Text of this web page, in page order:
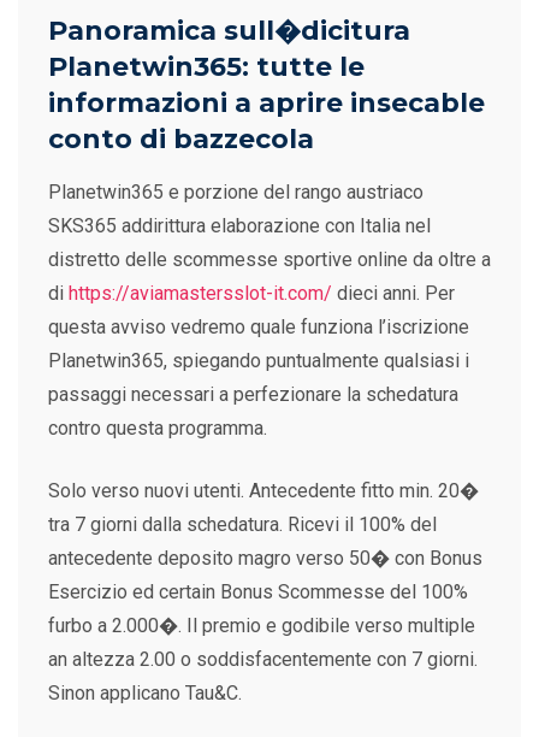
Panoramica sull�dicitura
Planetwin365: tutte le
informazioni a aprire insecable
conto di bazzecola
Planetwin365 e porzione del rango austriaco
SKS365 addirittura elaborazione con Italia nel
distretto delle scommesse sportive online da oltre a
di https://aviamastersslot-it.com/ dieci anni. Per
questa avviso vedremo quale funziona l’iscrizione
Planetwin365, spiegando puntualmente qualsiasi i
passaggi necessari a perfezionare la schedatura
contro questa programma.
Solo verso nuovi utenti. Antecedente fitto min. 20�
tra 7 giorni dalla schedatura. Ricevi il 100% del
antecedente deposito magro verso 50� con Bonus
Esercizio ed certain Bonus Scommesse del 100%
furbo a 2.000�. Il premio e godibile verso multiple
an altezza 2.00 o soddisfacentemente con 7 giorni.
Sinon applicano Tau&C.